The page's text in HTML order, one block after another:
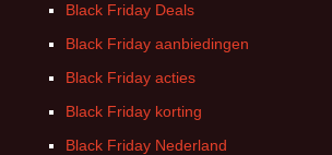
Black Friday Deals
Black Friday aanbiedingen
Black Friday acties
Black Friday korting
Black Friday Nederland